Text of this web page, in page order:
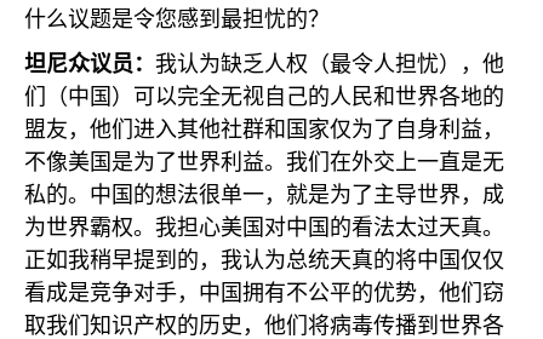
什么议题是令您感到最担忧的？
坦尼众议员： 我认为缺乏人权（最令人担忧），他
们（中国）可以完全无视自己的人民和世界各地的
盟友，他们进入其他社群和国家仅为了自身利益，
不像美国是为了世界利益。我们在外交上一直是无
私的。中国的想法很单一，就是为了主导世界，成
为世界霸权。我担心美国对中国的看法太过天真。
正如我稍早提到的，我认为总统天真的将中国仅仅
看成是竞争对手，中国拥有不公平的优势，他们窃
取我们知识产权的历史，他们将病毒传播到世界各